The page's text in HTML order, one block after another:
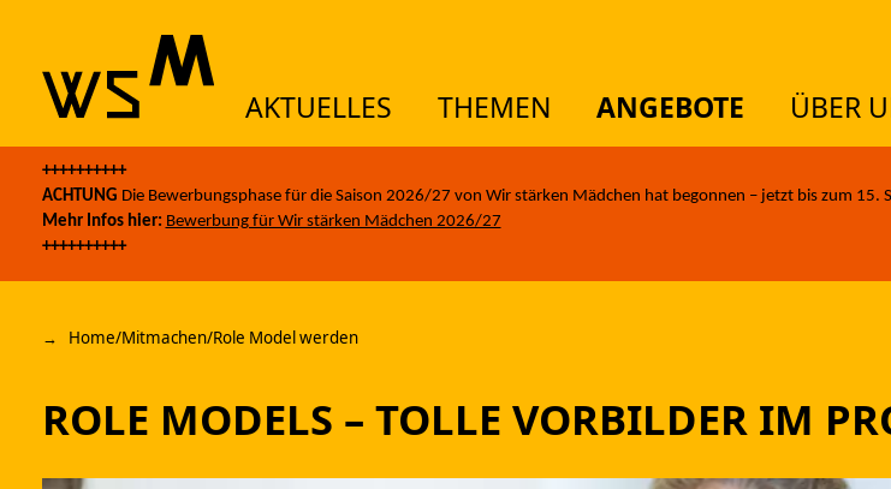
Skip to content
AKTUELLES THEMEN ANGEBOTE ÜBER
++++++++++
ACHTUNG Die Bewerbungsphase für die Saison 2026/27 von Wir stärken Mädchen hat begonnen – jetzt bis zum 15.
Mehr Infos hier: Bewerbung für Wir stärken Mädchen 2026/27
++++++++++
AKTUELLES
ANGEBOTE
Home/Mitmachen/Role Model werden
ROLE MODELS –­ TOLLE VORBILDER IM